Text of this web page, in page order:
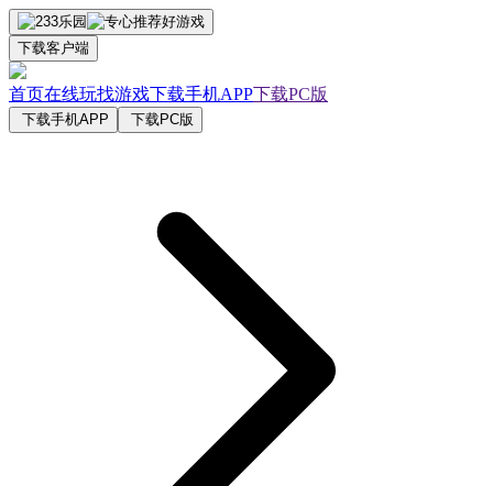
下载客户端
首页在线玩找游戏下载手机APP下载PC版
下载手机APP 下载PC版